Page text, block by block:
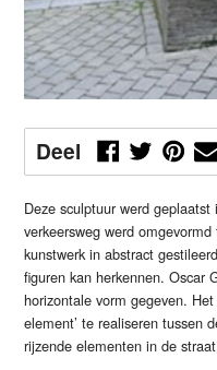
Deel
Deze sculptuur werd
verkeersweg werd
kunstwerk in abstract
figuren kan herkennen. Oscar
horizontale vorm gegeven.
element’ te realiseren tussen
rijzende elementen in de